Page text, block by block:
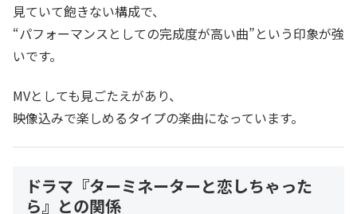
見ていて飽きない構成で、
“パフォーマンスとしての完成度が高い曲”という印象が強
いです。
MVとしても見ごたえがあり、
映像込みで楽しめるタイプの楽曲になっています。
ドラマ『ターミネーターと恋しちゃった
ら』との関係